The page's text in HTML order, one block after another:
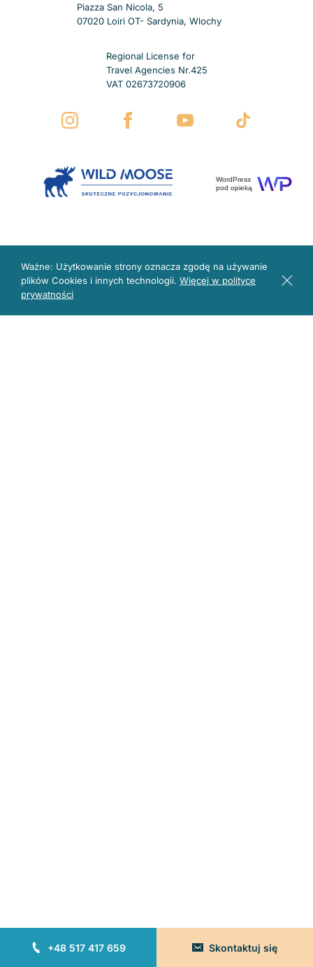
+48 517 417 659 Skontaktuj się
Piazza San Nicola, 5
07020 Loiri OT- Sardynia, Wlochy
Regional License for
Travel Agencies Nr.425
VAT 02673720906
WordPress
pod opieką
Ważne: Użytkowanie strony oznacza zgodę na używanie
plików Cookies i innych technologii. Więcej w polityce
prywatności